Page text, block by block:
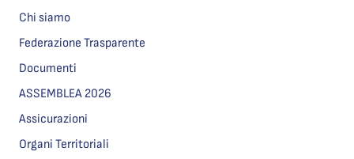
Chi siamo
Federazione Trasparente
Documenti
ASSEMBLEA 2026
Assicurazioni
Organi Territoriali